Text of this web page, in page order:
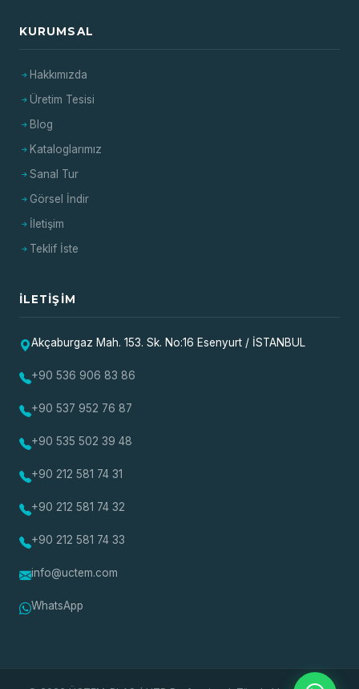
KURUMSAL
Hakkımızda
Üretim Tesisi
Blog
Kataloglarımız
Sanal Tur
Görsel İndir
İletişim
Teklif İste
İLETIŞIM
Akçaburgaz Mah. 153. Sk. No:16 Esenyurt / İSTANBUL
+90 536 906 83 86
+90 537 952 76 87
+90 535 502 39 48
+90 212 581 74 31
+90 212 581 74 32
+90 212 581 74 33
info@uctem.com
WhatsApp